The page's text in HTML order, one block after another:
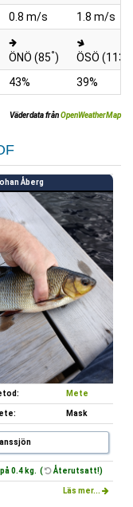
0.8 m/s
1.8 m/s
ÖNÖ (85°) ÖSÖ (113
43% 39%
Väderdata frånOpenWeatherMap
Åberg
Mete
Mask
på 0.4 kg. ( Återutsatt!)
Läs mer...